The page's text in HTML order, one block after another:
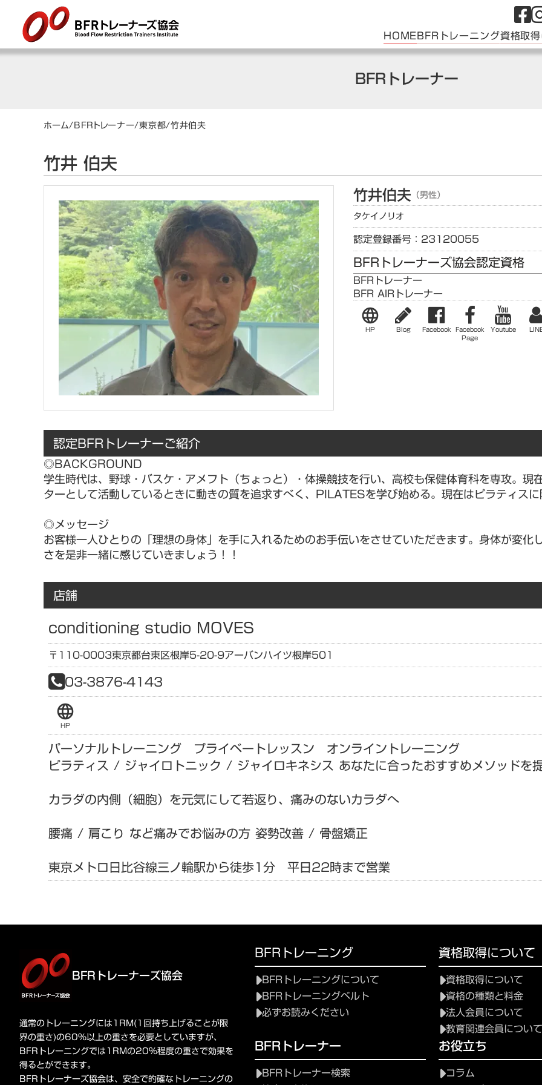
HOMEBFRトレーニング資格取
BFRトレーナー
ホーム/BFRトレーナー/東京都/竹井伯夫
竹井 伯夫
竹井伯夫 （男性）
タケイノリオ
認定登録番号：23120055
BFRトレーナーズ協会認定資格
BFRトレーナー
BFR AIRトレーナー
language
HP Blog Facebook Facebook
Page
Youtube
認定BFRトレーナーご紹介
◎BACKGROUND
学生時代は、野球・バスケ・アメフト（ちょっと）・体操競技を行い、高校も保健体育科を専攻。
ターとして活動しているときに動きの質を追求すべく、PILATESを学び始める。現在はピラティス
◎メッセージ
お客様一人ひとりの「理想の身体」を手に入れるためのお手伝いをさせていただきます。身体が変
さを是非一緒に感じていきましょう！！
店舗
conditioning studio MOVES
〒110-0003東京都台東区根岸5-20-9アーバンハイツ根岸501
03-3876-4143
language
HP
パーソナルトレーニング プライベートレッスン オンライントレーニング
ピラティス / ジャイロトニック / ジャイロキネシス あなたに合ったおすすめメソッドを
カラダの内側（細胞）を元気にして若返り、痛みのないカラダへ
腰痛 / 肩こり など痛みでお悩みの方 姿勢改善 / 骨盤矯正
東京メトロ日比谷線三ノ輪駅から徒歩1分 平日22時まで営業
BFRトレーナーズ協会
通常のトレーニングには1RM(1回持ち上げることが限
界の重さ)の60%以上の重さを必要としていますが、
BFRトレーニングでは1RMの20%程度の重さで効果を
得るとができます。
BFRトレーナーズ協会は、安全で的確なトレーニングの
BFRトレーニング
BFRトレーニングについて
BFRトレーニングベルト
必ずお読みください
資格取得について
資格取得について
資格の種類と料金
法人会員について
教育関連会員について
BFRトレーナー
BFRトレーナー検索
お役立ち
コラム